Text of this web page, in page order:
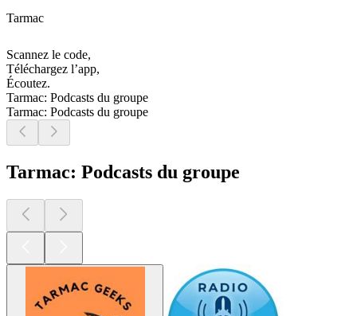
Tarmac
Scannez le code,
Téléchargez l’app,
Écoutez.
Tarmac: Podcasts du groupe
Tarmac: Podcasts du groupe
Tarmac: Podcasts du groupe